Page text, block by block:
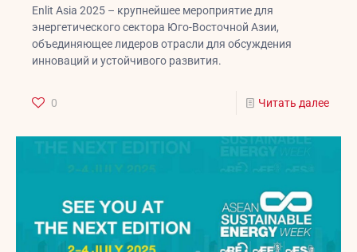
Enlit Asia 2025 – крупнейшее мероприятие для
энергетического сектора Юго-Восточной Азии,
объединяющее лидеров отрасли для обсуждения
инноваций и устойчивого развития.
0 Читать далее